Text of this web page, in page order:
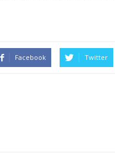
Facebook Twitter